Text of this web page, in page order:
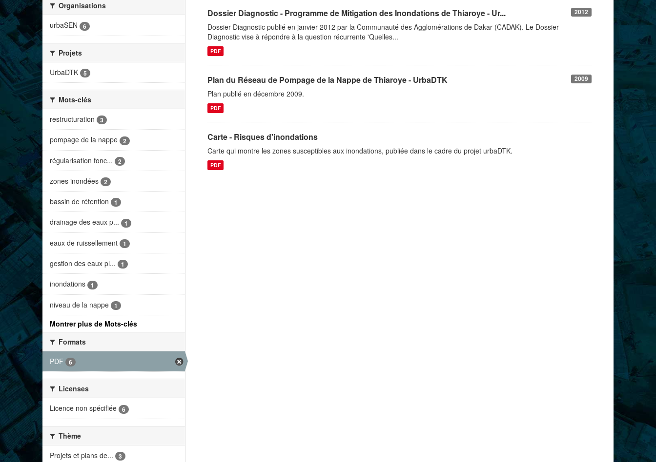
Organisations
urbaSEN
6
Projets
UrbaDTK
5
Mots-clés
restructuration
3
pompage de la nappe 2
régularisation fonc... 2
zones inondées 2
bassin de rétention 1
drainage des eaux p... 1
eaux de ruissellement 1
gestion des eaux pl... 1
inondations 1
niveau de la nappe 1
Montrer plus de Mots-clés
Formats
PDF
6
Licenses
Licence non spécifiée
6
Thème
Projets et plans de...
3
2012
Dossier Diagnostic - Programme de Mitigation des Inondations de Thiaroye - Ur...
Dossier Diagnostic publié en janvier 2012 par la Communauté des Agglomérations de Dakar (CADAK). Le Dossier
Diagnostic vise à répondre à la question récurrente 'Quelles...
PDF
2009
Plan du Réseau de Pompage de la Nappe de Thiaroye - UrbaDTK
Plan publié en décembre 2009.
PDF
Carte - Risques d'inondations
Carte qui montre les zones susceptibles aux inondations, publiée dans le cadre du projet urbaDTK.
PDF